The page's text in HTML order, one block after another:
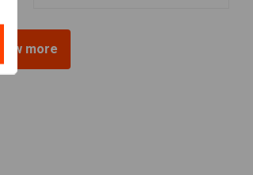
View more